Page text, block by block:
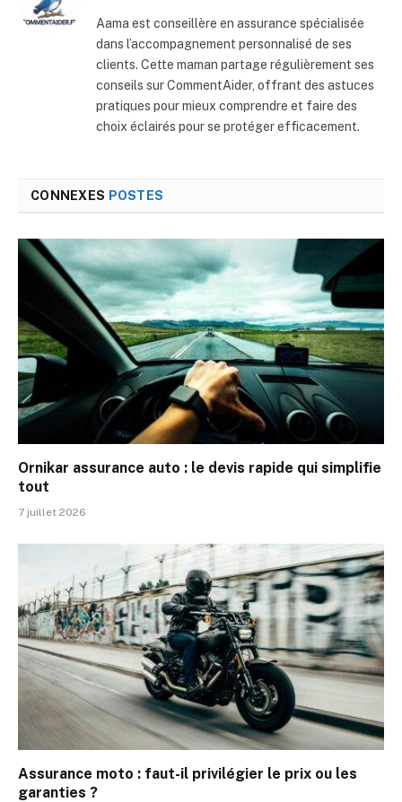
Aama est conseillère en assurance spécialisée
dans l’accompagnement personnalisé de ses
clients. Cette maman partage régulièrement ses
conseils sur CommentAider, offrant des astuces
pratiques pour mieux comprendre et faire des
choix éclairés pour se protéger efficacement.
CONNEXES POSTES
Ornikar assurance auto : le devis rapide qui simplifie
tout
7 juillet 2026
Assurance moto : faut-il privilégier le prix ou les
garanties ?